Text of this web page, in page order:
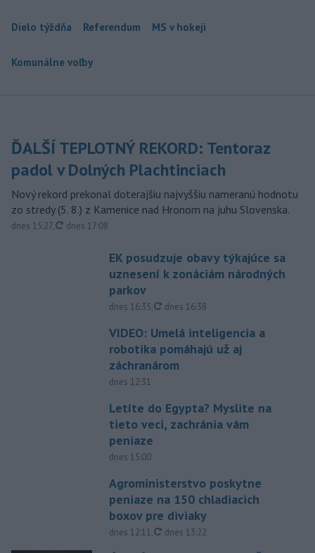
Dielo týždňa Referendum MS v hokeji
Komunálne voľby
ĎALŠÍ TEPLOTNÝ REKORD: Tentoraz
padol v Dolných Plachtinciach
Nový rekord prekonal doterajšiu najvyššiu nameranú hodnotu
zo stredy (5. 8.) z Kamenice nad Hronom na juhu Slovenska.
dnes 15:27, aktualizované
dnes 17:08
EK posudzuje obavy týkajúce sa
uznesení k zonáciám národných
parkov
dnes 16:35, aktualizované
dnes 16:38
VIDEO: Umelá inteligencia a
robotika pomáhajú už aj
záchranárom
dnes 12:31
Letíte do Egypta? Myslite na
tieto veci, zachránia vám
peniaze
dnes 15:00
Agroministerstvo poskytne
peniaze na 150 chladiacich
boxov pre diviaky
dnes 12:11, aktualizované
dnes 13:22